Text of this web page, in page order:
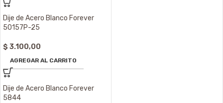
Dije de Acero Blanco Forever
50157P-25
$ 3.100,00
AGREGAR AL CARRITO
Dije de Acero Blanco Forever
5844